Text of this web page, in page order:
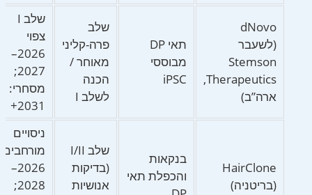
dNovo
(לשעבר
Stemson
Therapeutics,
ארה”ב)
תאי DP
מבוססי
iPSC
שלב
פרה-קליני
מאוחר /
הכנה
לשלב I
שלב I
צפוי
2026–
2027;
מסחרי:
2031+
HairClone
(בריטניה)
בנקאות
והכפלת תאי
שלב I/II
(בדיקות
אנושיות
ניסויים
מורחבים:
2026–
2028;